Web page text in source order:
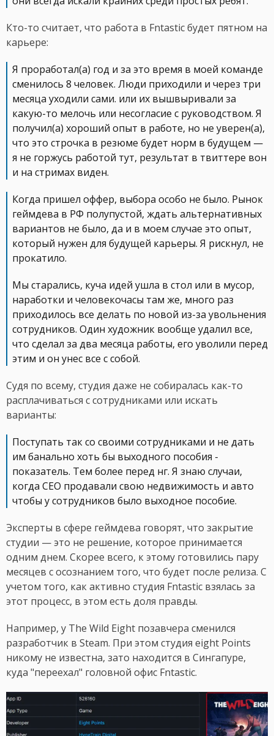
Кто-то считает, что работа в Fntastic будет пятном на
карьере:
Я проработал(а) год и за это время в моей команде
сменилось 8 человек. Люди приходили и через три
месяца уходили сами. или их вышвыривали за
какую-то мелочь или несогласие с руководством. Я
получил(а) хороший опыт в работе, но не уверен(а),
что это строчка в резюме будет норм в будущем —
я не горжусь работой тут, результат в твиттере вон
и на стримах виден.
Когда пришел оффер, выбора особо не было. Рынок
геймдева в РФ полупустой, ждать альтернативных
вариантов не было, да и в моем случае это опыт,
который нужен для будущей карьеры. Я рискнул, не
прокатило.
Мы старались, куча идей ушла в стол или в мусор,
наработки и человекочасы там же, много раз
приходилось все делать по новой из-за увольнения
сотрудников. Один художник вообще удалил все,
что сделал за два месяца работы, его уволили перед
этим и он унес все с собой.
Судя по всему, студия даже не собиралась как-то
расплачиваться с сотрудниками или искать
варианты:
Поступать так со своими сотрудниками и не дать
им банально хоть бы выходного пособия -
показатель. Тем более перед нг. Я знаю случаи,
когда СЕО продавали свою недвижимость и авто
чтобы у сотрудников было выходное пособие.
Эксперты в сфере геймдева говорят, что закрытие
студии — это не решение, которое принимается
одним днем. Скорее всего, к этому готовились пару
месяцев с осознанием того, что будет после релиза. С
учетом того, как активно студия Fntastic взялась за
этот процесс, в этом есть доля правды.
Например, у The Wild Eight позавчера сменился
разработчик в Steam. При этом студия eight Points
никому не известна, зато находится в Сингапуре,
куда "переехал" головной офис Fntastic.